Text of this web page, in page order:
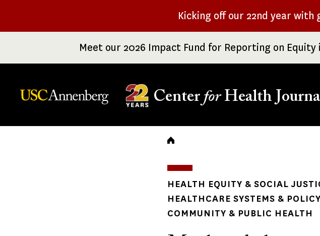
Kicking off our 22nd year with
Meet our 2026 Impact Fund for Reporting on
Center forHealth
Breadcrumb
HEALTH EQUITY & SOCIAL
HEALTHCARE SYSTEMS & POLICY
COMMUNITY & PUBLIC HEALTH